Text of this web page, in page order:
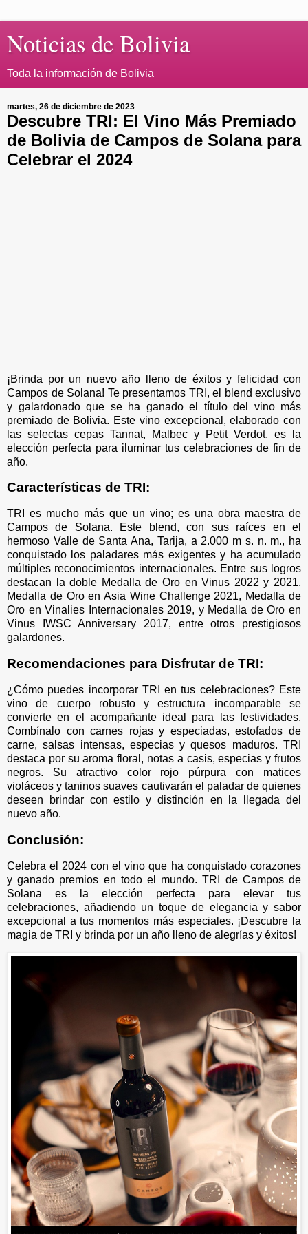
Noticias de Bolivia
Toda la información de Bolivia
martes, 26 de diciembre de 2023
Descubre TRI: El Vino Más Premiado
de Bolivia de Campos de Solana para
Celebrar el 2024
¡Brinda por un nuevo año lleno de éxitos y felicidad con
Campos de Solana! Te presentamos TRI, el blend exclusivo
y galardonado que se ha ganado el título del vino más
premiado de Bolivia. Este vino excepcional, elaborado con
las selectas cepas Tannat, Malbec y Petit Verdot, es la
elección perfecta para iluminar tus celebraciones de fin de
año.
Características de TRI:
TRI es mucho más que un vino; es una obra maestra de
Campos de Solana. Este blend, con sus raíces en el
hermoso Valle de Santa Ana, Tarija, a 2.000 m s. n. m., ha
conquistado los paladares más exigentes y ha acumulado
múltiples reconocimientos internacionales. Entre sus logros
destacan la doble Medalla de Oro en Vinus 2022 y 2021,
Medalla de Oro en Asia Wine Challenge 2021, Medalla de
Oro en Vinalies Internacionales 2019, y Medalla de Oro en
Vinus IWSC Anniversary 2017, entre otros prestigiosos
galardones.
Recomendaciones para Disfrutar de TRI:
¿Cómo puedes incorporar TRI en tus celebraciones? Este
vino de cuerpo robusto y estructura incomparable se
convierte en el acompañante ideal para las festividades.
Combínalo con carnes rojas y especiadas, estofados de
carne, salsas intensas, especias y quesos maduros. TRI
destaca por su aroma floral, notas a casis, especias y frutos
negros. Su atractivo color rojo púrpura con matices
violáceos y taninos suaves cautivarán el paladar de quienes
deseen brindar con estilo y distinción en la llegada del
nuevo año.
Conclusión:
Celebra el 2024 con el vino que ha conquistado corazones
y ganado premios en todo el mundo. TRI de Campos de
Solana es la elección perfecta para elevar tus
celebraciones, añadiendo un toque de elegancia y sabor
excepcional a tus momentos más especiales. ¡Descubre la
magia de TRI y brinda por un año lleno de alegrías y éxitos!